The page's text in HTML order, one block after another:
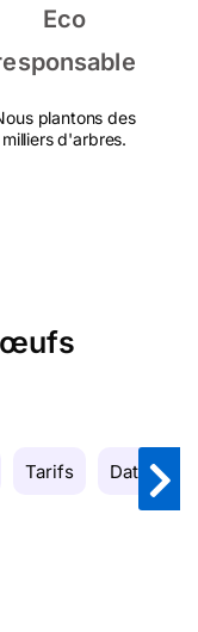
Eco
plantons des
milliers d'arbres.
œufs
Tarifs Date de